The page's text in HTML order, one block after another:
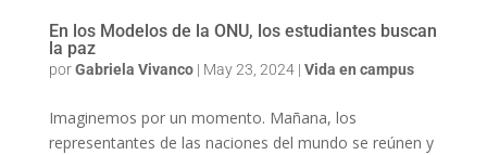
En los Modelos de la ONU, los estudiantes buscan
la paz
porGabriela Vivanco| May 23, 2024| Vida en campus
Imaginemos por un momento. Mañana, los
representantes de las naciones del mundo se reúnen y